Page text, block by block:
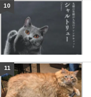
10
11